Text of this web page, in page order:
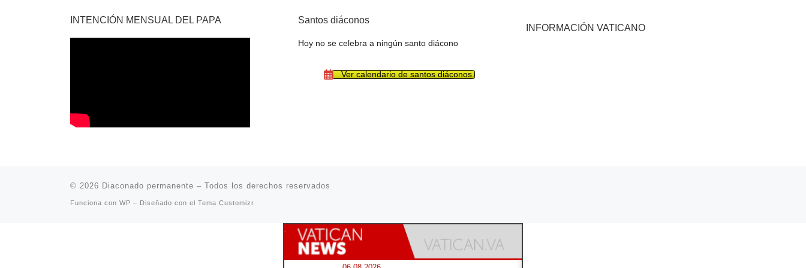
INTENCIÓN MENSUAL DEL PAPA Santos diáconos
Hoy no se celebra a ningún santo diácono
Ver calendario de santos diáconos.
INFORMACIÓN VATICANO
© 2026 Diaconado permanente – Todos los derechos reservados
Funciona con WP – Diseñado con el Tema Customizr